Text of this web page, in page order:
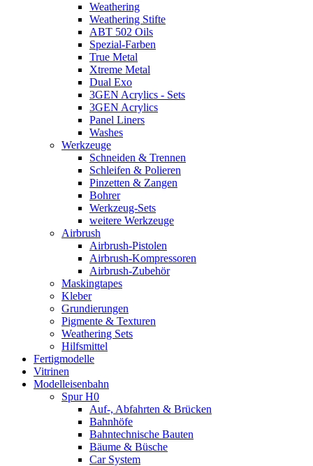
Weathering
Weathering Stifte
ABT 502 Oils
Spezial-Farben
True Metal
Xtreme Metal
Dual Exo
3GEN Acrylics - Sets
3GEN Acrylics
Panel Liners
Washes
Werkzeuge
Schneiden & Trennen
Schleifen & Polieren
Pinzetten & Zangen
Bohrer
Werkzeug-Sets
weitere Werkzeuge
Airbrush
Airbrush-Pistolen
Airbrush-Kompressoren
Airbrush-Zubehör
Maskingtapes
Kleber
Grundierungen
Pigmente & Texturen
Weathering Sets
Hilfsmittel
Fertigmodelle
Vitrinen
Modelleisenbahn
Spur H0
Auf-, Abfahrten & Brücken
Bahnhöfe
Bahntechnische Bauten
Bäume & Büsche
Car System